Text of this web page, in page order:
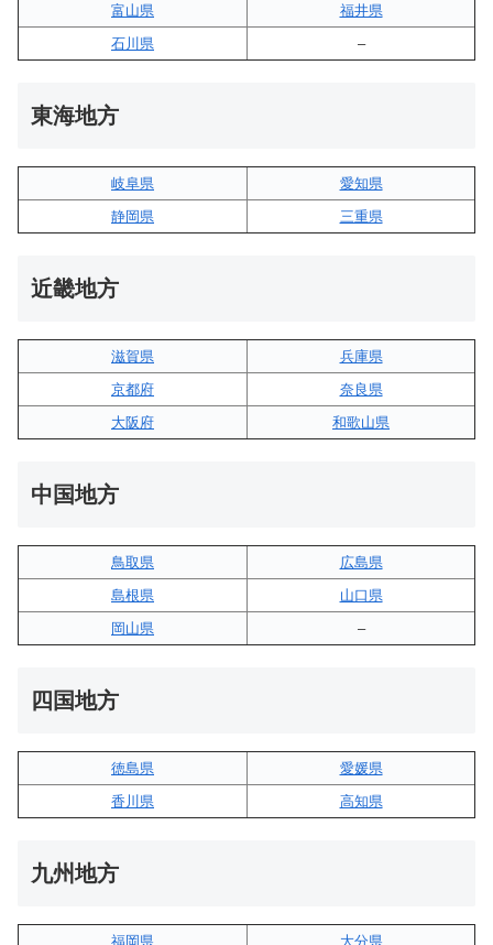
富山県
福井県
石川県
–
東海地方
岐阜県
愛知県
静岡県
三重県
近畿地方
滋賀県
兵庫県
京都府
奈良県
大阪府
和歌山県
中国地方
鳥取県
広島県
島根県
山口県
岡山県
–
四国地方
徳島県
愛媛県
香川県
高知県
九州地方
福岡県 大分県